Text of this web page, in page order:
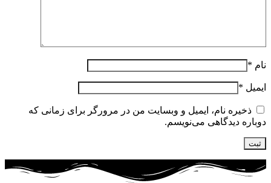
نام *
ایمیل *
ذخیره نام، ایمیل و وبسایت من در مرورگر برای زمانی که
دوباره دیدگاهی می‌نویسم.